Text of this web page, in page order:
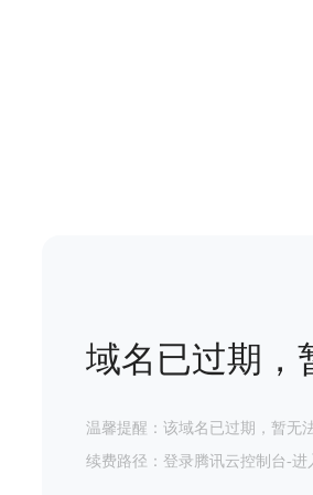
域名已过期，
温馨提醒：该域名已过期，暂无
续费路径：登录腾讯云控制台-